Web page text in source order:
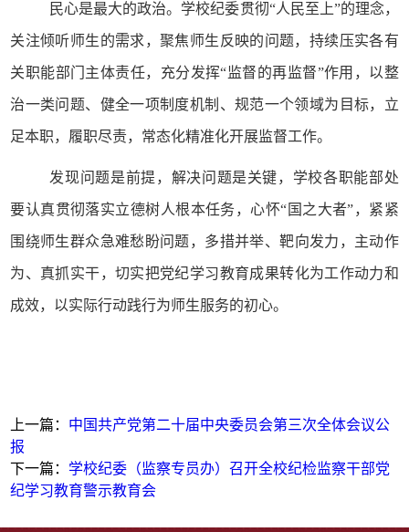
民心是最大的政治。学校纪委贯彻“人民至上”的理念，
关注倾听师生的需求，聚焦师生反映的问题，持续压实各有
关职能部门主体责任，充分发挥“监督的再监督”作用，以整
治一类问题、健全一项制度机制、规范一个领域为目标，立
足本职，履职尽责，常态化精准化开展监督工作。
发现问题是前提，解决问题是关键，学校各职能部处
要认真贯彻落实立德树人根本任务， 心怀“国之大者”， 紧紧
围绕师生群众急难愁盼问题 ，多措并举、靶向发力，主动作
为、 真抓实干，切实把党纪学习教育成果转化为工作动力和
成效，以实际行动践行为师生服务的初心。
上一篇： 中国共产党第二十届中央委员会第三次全体会议公
报
下一篇： 学校纪委（监察专员办）召开全校纪检监察干部党
纪学习教育警示教育会